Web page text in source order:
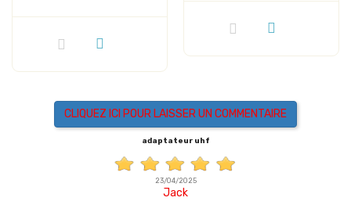
CLIQUEZ ICI POUR LAISSER UN COMMENTAIRE
adaptateur uhf
23/04/2025
Jack